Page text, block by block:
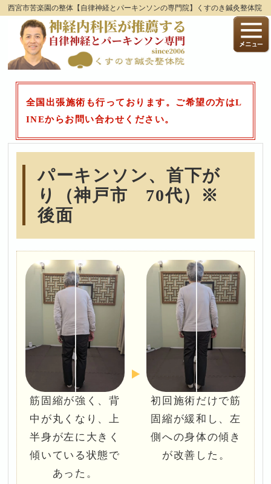
西宮市苦楽園の整体【自律神経とパーキンソンの専門院】くすのき鍼灸整体院
全国出張施術も行っております。ご希望の方はL
INEからお問い合わせください。
パーキンソン、首下が
り（神戸市 70代）※
後面
筋固縮が強く、背
中が丸くなり、上
半身が左に大きく
傾いている状態で
あった。
初回施術だけで筋
固縮が緩和し、左
側への身体の傾き
が改善した。